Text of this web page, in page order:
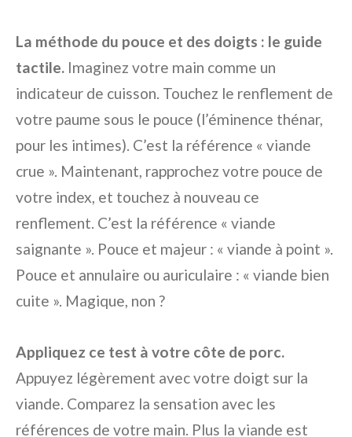
La méthode du pouce et des doigts : le guide
tactile. Imaginez votre main comme un
indicateur de cuisson. Touchez le renflement de
votre paume sous le pouce (l’éminence thénar,
pour les intimes). C’est la référence « viande
crue ». Maintenant, rapprochez votre pouce de
votre index, et touchez à nouveau ce
renflement. C’est la référence « viande
saignante ». Pouce et majeur : « viande à point ».
Pouce et annulaire ou auriculaire : « viande bien
cuite ». Magique, non ?
Appliquez ce test à votre côte de porc.
Appuyez légèrement avec votre doigt sur la
viande. Comparez la sensation avec les
références de votre main. Plus la viande est